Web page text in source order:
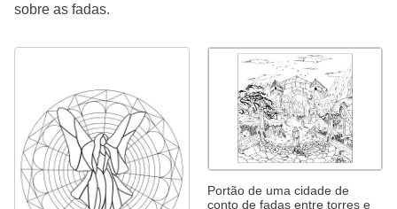
sobre as fadas.
Portão de uma cidade de
conto de fadas entre torres e